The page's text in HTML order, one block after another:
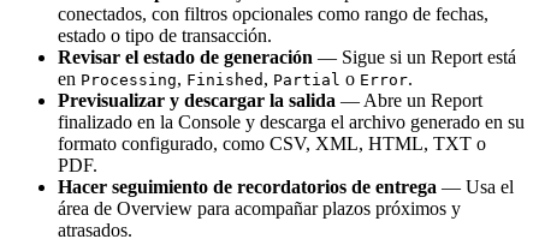
conectados, con filtros opcionales como rango de fechas,
estado o tipo de transacción.
Revisar el estado de generación — Sigue si un Report está
en Processing, Finished , Partial o Error.
Previsualizar y descargar la salida — Abre un Report
finalizado en la Console y descarga el archivo generado en su
formato configurado, como CSV, XML, HTML, TXT o
PDF.
Hacer seguimiento de recordatorios de entrega — Usa el
área de Overview para acompañar plazos próximos y
atrasados.